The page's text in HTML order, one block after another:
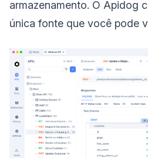
armazenamento. O Apidog
única fonte que você pode